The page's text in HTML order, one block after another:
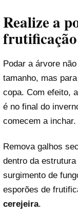
Reproduzir vídeo
Realize a
Podar a árvore
tamanho, mas
copa. Com efeito,
é no final do
comecem a inchar.
Remova galhos
dentro da
surgimento de
esporões de
cerejeira.